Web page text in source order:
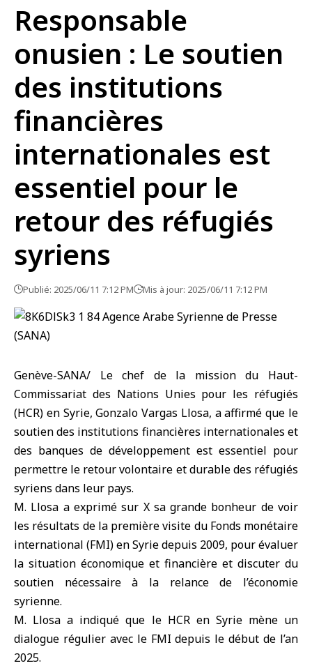
Responsable
onusien : Le soutien
des institutions
financières
internationales est
essentiel pour le
retour des réfugiés
syriens
Publié: 2025/06/11 7:12 PM Mis à jour: 2025/06/11 7:12 PM
Genève-SANA/ Le chef de la mission du Haut-
Commissariat des Nations Unies pour les réfugiés
(HCR) en Syrie, Gonzalo Vargas Llosa, a affirmé que le
soutien des institutions financières internationales et
des banques de développement est essentiel pour
permettre le retour volontaire et durable des réfugiés
syriens dans leur pays.
M. Llosa a exprimé sur X sa grande bonheur de voir
les résultats de la première visite du Fonds monétaire
international (FMI) en Syrie depuis 2009, pour évaluer
la situation économique et financière et discuter du
soutien nécessaire à la relance de l’économie
syrienne.
M. Llosa a indiqué que le HCR en Syrie mène un
dialogue régulier avec le FMI depuis le début de l’an
2025.